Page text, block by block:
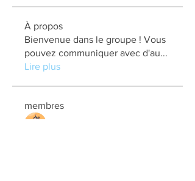
À propos
Bienvenue dans le groupe ! Vous
pouvez communiquer avec d'au...
Lire plus
membres